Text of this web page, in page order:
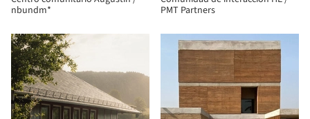
nbundm*
PMT Partners